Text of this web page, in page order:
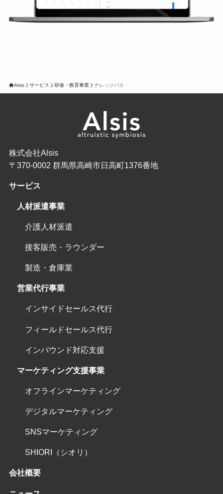
Alsis サービス 研修・教育事業 ナレッジパス
株式会社Alsis
〒370-0002 群馬県高崎市日高町1376番地
サービス
人材派遣事業
介護人材派遣
接客販売・ラウンダー
製造・倉庫業
営業代行事業
インサイドセールス代行
フィールドセールス代行
インバウンド対応支援
マーケティング支援事業
オフラインマーケティング
デジタルマーケティング
SNSマーケティング
SHIORI（シオリ）
会社概要